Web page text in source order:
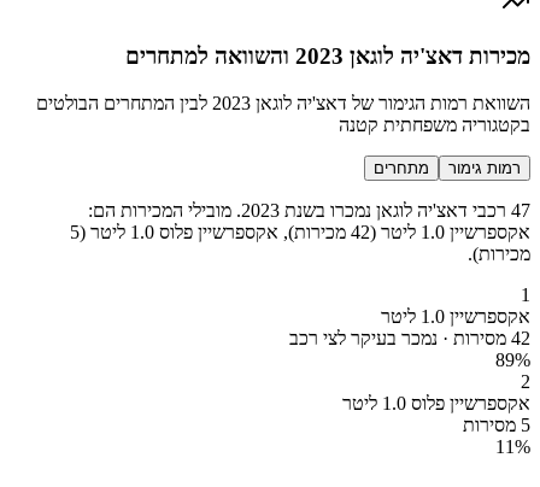
מכירות דאצ'יה לוגאן 2023 והשוואה למתחרים
השוואת רמות הגימור של דאצ'יה לוגאן 2023 לבין המתחרים הבולטים
בקטגוריה משפחתית קטנה
רמות גימור מתחרים
47 רכבי דאצ'יה לוגאן נמכרו בשנת 2023. מובילי המכירות הם:
אקספרשיין 1.0 ליטר (42 מכירות), אקספרשיין פלוס 1.0 ליטר (5
מכירות).
1
אקספרשיין 1.0 ליטר
42 מסירות · נמכר בעיקר לצי רכב
89%
2
אקספרשיין פלוס 1.0 ליטר
5 מסירות
11%